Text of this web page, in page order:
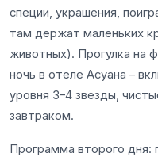
специи, украшения,
там держат маленьких
животных). Прогулка на
ночь в отеле Асуана –
уровня 3–4 звезды,
завтраком.
Программа второго дня: